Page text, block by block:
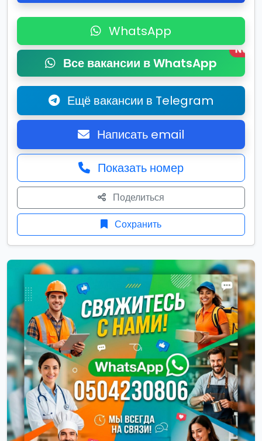
WhatsApp
Все вакансии в WhatsApp
New
Ещё вакансии в Telegram
Написать email
Показать номер
Поделиться
Сохранить